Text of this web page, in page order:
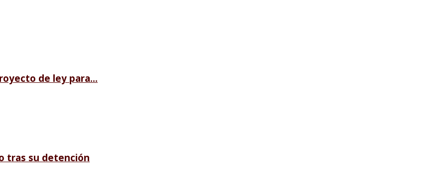
de ley para...
tras su detención